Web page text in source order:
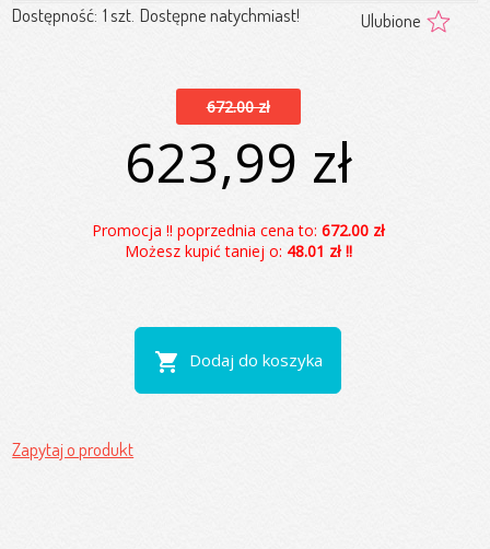
Dostępność: 1 szt. Dostępne natychmiast! Ulubione
672.00 zł
623,99 zł
Promocja !! poprzednia cena to: 672.00 zł
Możesz kupić taniej o: 48.01 zł !!
shopping_cart Dodaj do koszyka
Zapytaj o produkt